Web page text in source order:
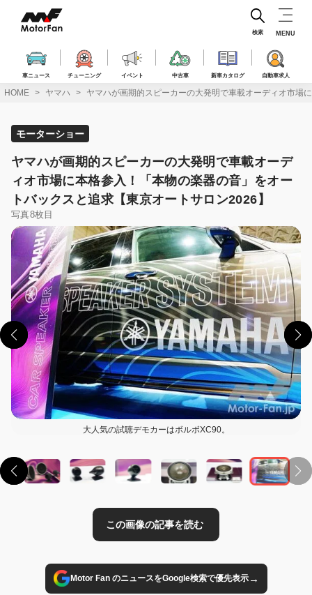
ス
車ニュース チューニング イベント 中古車 新車カタログ 自動車求人
検索 MENU
HOME ヤマハ ヤマハが画期的スピーカーの大発明で車載オーディオ市場
モーターショー
ヤマハが画期的スピーカーの大発明で車載オーデ
ィオ市場に本格参入！「本物の楽器の音」をオー
トバックスと追求【東京オートサロン2026】
写真8枚目
大人気の試聴デモカーはボルボXC90。
この画像の記事を読む
Motor Fan のニュースをGoogle検索で優先表示→